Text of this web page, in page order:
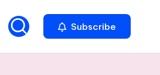
Subscribe